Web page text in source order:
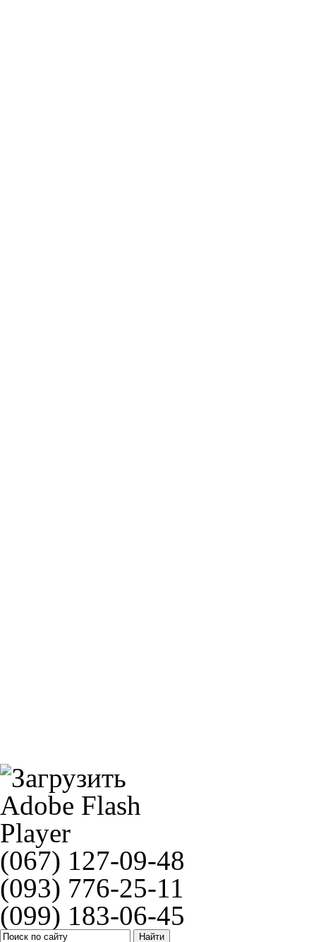
(067) 127-09-48
(093) 776-25-11
(099) 183-06-45